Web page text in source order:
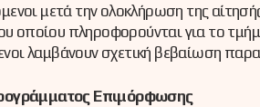
μετά την ολοκλήρωση της
οποίου πληροφορούνται για το
λαμβάνουν σχετική βεβαίωση
Επιμόρφωσης